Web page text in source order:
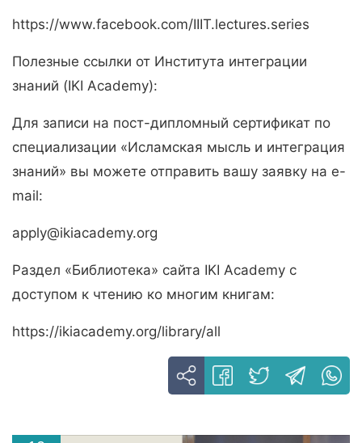
https://www.facebook.com/IIIT.lectures.series
Полезные ссылки от Института интеграции
знаний (IKI Academy):
Для записи на пост-дипломный сертификат по
специализации «Исламская мысль и интеграция
знаний» вы можете отправить вашу заявку на e-
mail:
apply@ikiacademy.org
Раздел «Библиотека» сайта IKI Academy с
доступом к чтению ко многим книгам:
https://ikiacademy.org/library/all